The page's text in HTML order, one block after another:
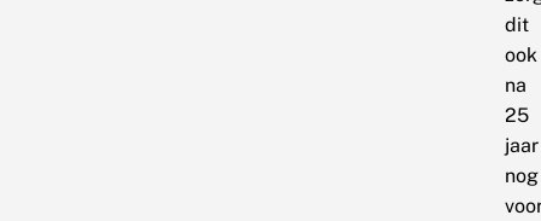
dit
ook
na
25
jaar
nog